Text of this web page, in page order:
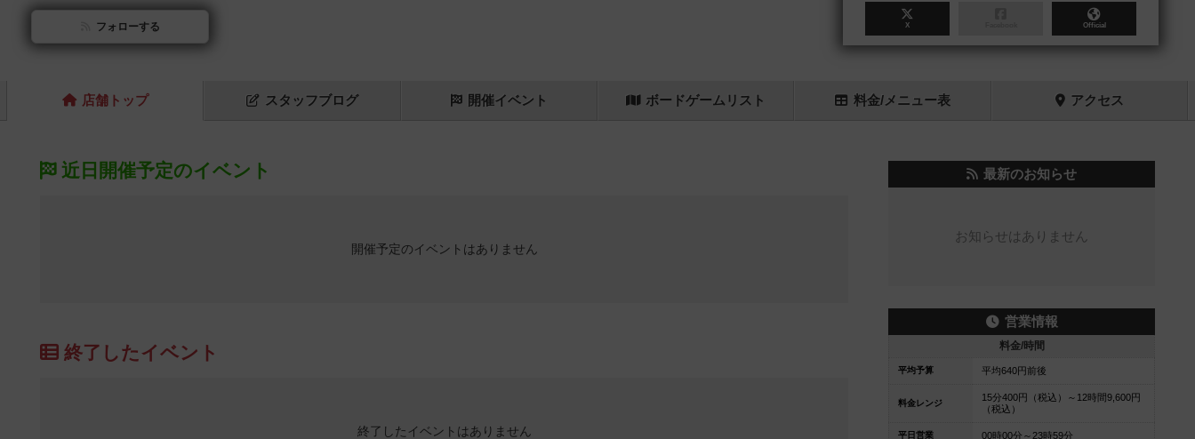
X Official
フォローする
店舗 トップ スタッフブログ 開催イベント ボードゲーム リスト 料金/メニュー表 アクセス
近日開催予定のイベント
開催予定のイベントはありません
終了したイベント
終了したイベントはありません
最新のお知らせ
お知らせはありません
営業情報
料金/時間
平均予算 平均640円前後
料金レンジ
15分400円（税込）～12時間9,600円
（税込）
平日営業 00時00分～23時59分